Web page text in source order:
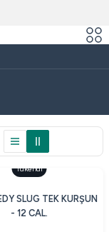
Tükendi
SLUG TEK KURŞUN
- 12 CAL.